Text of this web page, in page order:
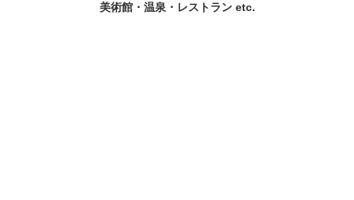
美術館・温泉・レストラン etc.